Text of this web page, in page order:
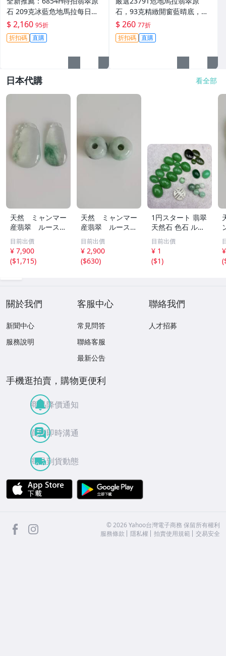
石 209克冰藍危地馬拉每日晚1
1點截拍 冰藍翡翠危地馬拉原
石 209克 玩石收藏
$ 2,160 95折
折扣碼 直購
石，93克精緻開窗藍晴底，每
日晚11點截標。真實拍賣，成
交保證。 危地馬拉 碧玉 翡翠
$ 260 77折
折扣碼 直購
日本代購 看全部
天然 ミャンマー
産翡翠 ルース
瓜 氷のように透
き通る 17ｘ8.5
ｘ2.4ｍｍ 3.5ct
と 17.6ｘ11
目前出價
¥ 7,900
($1,715)
天然 ミャンマー
産翡翠 ルース
18ｘ12.8ｍ
ｍ 40.5ct と
18.4ｘ13.3ｍｍ
43ct 注意事項
目前出價
¥ 2,900
($630)
1円スタート 翡翠
天然石 色石 ルー
ス まとめ 大量 ジ
ュエリー 宝石 総
重量約49.0g ヒス
イ HE0806ろ
目前出價
¥ 1
($1)
(
關於我們
新聞中心
服務說明
客服中心
常見問答
聯絡客服
最新公告
聯絡我們
人才招募
手機逛拍賣，購物更便利
商品降價通知
買賣即時溝通
商品到貨動態
APP Store
facebook ©2026 Yahoo台灣電子商務 保留所有權利
服務條款
隱私權 拍賣使用規範 交易安全